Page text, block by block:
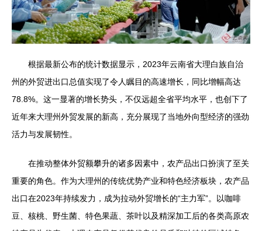
根据最新公布的统计数据显示，2023年云南省大理白族自治
州的外贸进出口总值实现了令人瞩目的高速增长，同比增幅高达
78.8%。这一显著的增长势头，不仅远超全省平均水平，也创下了
近年来大理州外贸发展的新高，充分展现了当地外向型经济的强劲
活力与发展韧性。
在推动整体外贸额攀升的诸多因素中，农产品出口扮演了至关
重要的角色。作为大理州的传统优势产业和特色经济板块，农产品
出口在2023年持续发力，成为拉动外贸增长的“主力军”。以咖啡
豆、核桃、野生菌、特色果蔬、茶叶以及精深加工后的各类高原农